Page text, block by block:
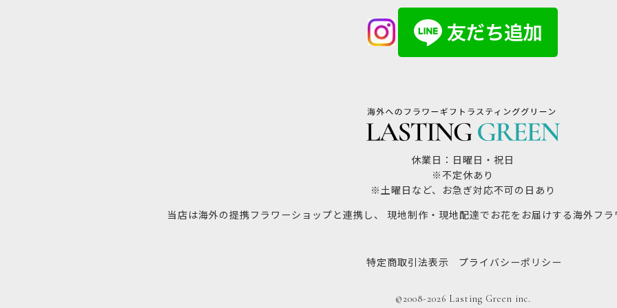
休業日：日曜日・祝日
※不定休あり
※土曜日など、お急ぎ対応不可の日あり
当店は海外の提携フラワーショップと連携し、 現地制作・現地配達でお花をお届けする海外フラ
特定商取引法表示 プライバシーポリシー
©2008-2026 Lasting Green inc.